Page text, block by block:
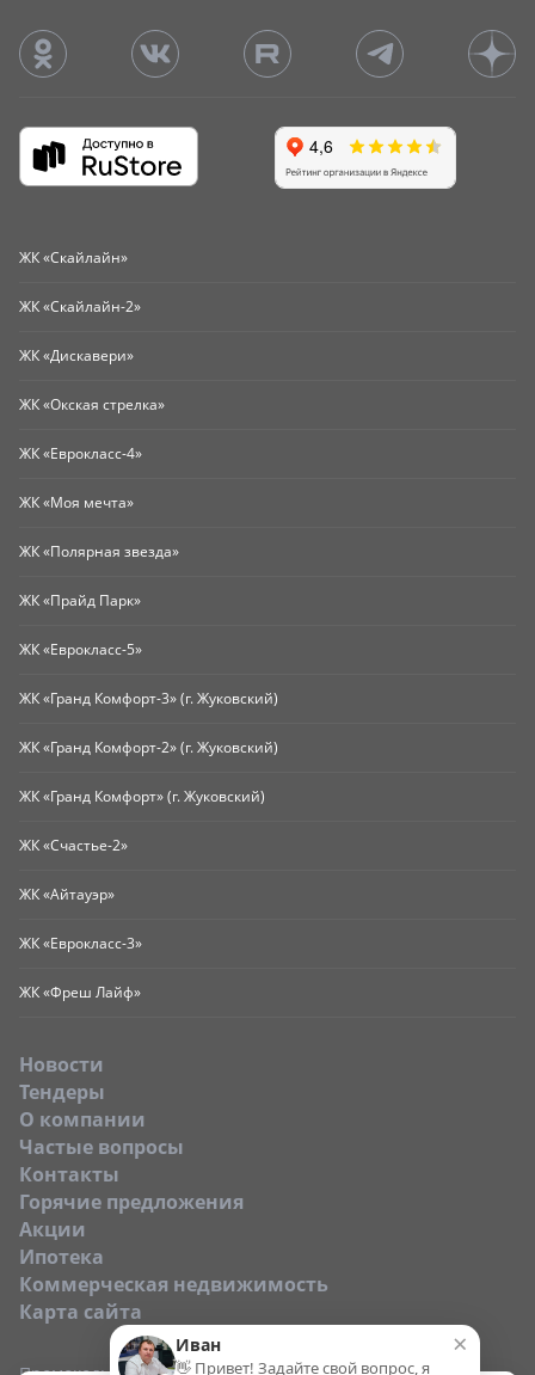
ЖК «Скайлайн»
ЖК «Скайлайн-2»
ЖК «Дискавери»
ЖК «Окская стрелка»
ЖК «Еврокласс-4»
ЖК «Моя мечта»
ЖК «Полярная звезда»
ЖК «Прайд Парк»
ЖК «Еврокласс-5»
ЖК «Гранд Комфорт-3» (г. Жуковский)
ЖК «Гранд Комфорт-2» (г. Жуковский)
ЖК «Гранд Комфорт» (г. Жуковский)
ЖК «Счастье-2»
ЖК «Айтауэр»
ЖК «Еврокласс-3»
ЖК «Фреш Лайф»
Новости
Тендеры
O компании
Частые вопросы
Контакты
Горячие предложения
Акции
Ипотека
Коммерческая недвижимость
Карта сайта
×
Иван
👋 Привет! Задайте свой вопрос, я